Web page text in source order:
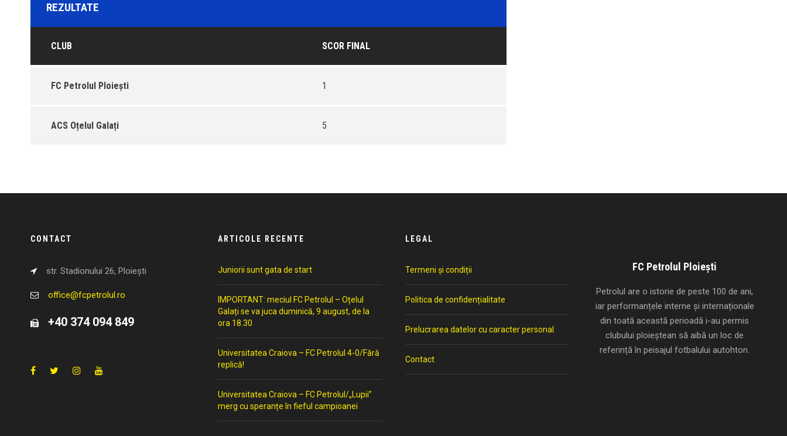
REZULTATE
CLUB SCOR FINAL
FC Petrolul Ploiești 1
ACS Oțelul Galați 5
CONTACT
str. Stadionului 26, Ploiești
office@fcpetrolul.ro
+40 374 094 849
ARTICOLE RECENTE
Juniorii sunt gata de start
IMPORTANT: meciul FC Petrolul – Oțelul
Galați se va juca duminică, 9 august, de la
ora 18.30
Universitatea Craiova – FC Petrolul 4-0/Fără
replică!
Universitatea Craiova – FC Petrolul/„Lupii”
merg cu speranțe în fieful campioanei
LEGAL
Termeni și condiții
Politica de confidențialitate
Prelucrarea datelor cu caracter personal
Contact
FC Petrolul Ploiești
Petrolul are o istorie de peste 100 de ani,
iar performanțele interne și internaționale
din toată această perioadă i-au permis
clubului ploieștean să aibă un loc de
referință în peisajul fotbalului autohton.